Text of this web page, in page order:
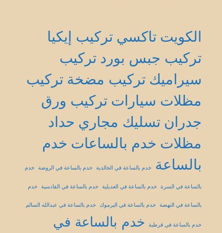
الكويت تاكسي تركيب إيكيا
تركيب جبس بورد تركيب
سيراميك تركيب مضخة تركيب
مظلات سيارات تركيب ورق
جدران تسليك مجاري حداد
مظلات خدم بالساعات خدم
بالساعة
خدم بالساعة في الخالدية خدم بالساعة في الروضة خدم
بالساعة في السرة خدم بالساعة في العديلية خدم بالساعة في القادسية خدم
بالساعة في النهضة خدم بالساعة في اليرموك خدم بالساعة في عبدالله السالم
خدم بالساعة في قرطبة
خدم بالساعة في